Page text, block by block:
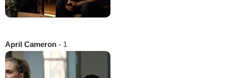
April Cameron - 1